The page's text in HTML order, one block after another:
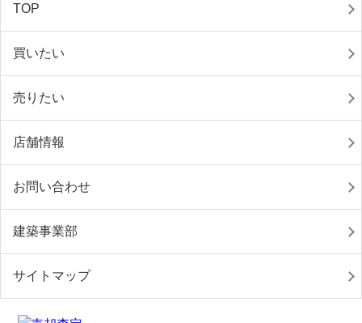
TOP
買いたい
売りたい
店舗情報
お問い合わせ
建築事業部
サイトマップ